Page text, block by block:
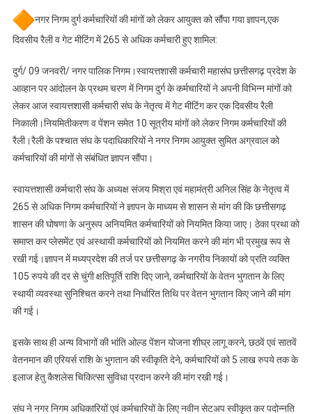
ज्ञापन
नगर निगम दुर्ग कर्मचारियों की मांगों को लेकर आयुक्त को सौंपा गया ज्ञापन,एक
दिवसीय रैली व गेट मीटिंग में 265 से अधिक कर्मचारी हुए शामिल:
दुर्ग/ 09 जनवरी/ नगर पालिक निगम।स्वायत्तशासी कर्मचारी महासंघ छत्तीसगढ़ प्रदेश के
आव्हान पर आंदोलन के प्रथम चरण में निगम दुर्ग के कर्मचारियों ने अपनी विभिन्न मांगों को
लेकर आज स्वायत्तशासी कर्मचारी संघ के नेतृत्व में गेट मीटिंग कर एक दिवसीय रैली
निकाली।नियमितीकरण व पेंशन समेत 10 सूत्रीय मांगों को लेकर निगम कर्मचारियों की
रैली।रैली के पश्चात संघ के पदाधिकारियों ने नगर निगम आयुक्त सुमित अग्रवाल को
कर्मचारियों की मांगों से संबंधित ज्ञापन सौंपा।
स्वायत्तशासी कर्मचारी संघ के अध्यक्ष संजय मिश्रा एवं महामंत्री अनिल सिंह के नेतृत्व में
265 से अधिक निगम कर्मचारियों ने ज्ञापन के माध्यम से शासन से मांग की कि छत्तीसगढ़
शासन की घोषणा के अनुरूप अनियमित कर्मचारियों को नियमित किया जाए। ठेका प्रथा को
समाप्त कर प्लेसमेंट एवं अस्थायी कर्मचारियों को नियमित करने की मांग भी प्रमुख रूप से
रखी गई।ज्ञापन में मध्यप्रदेश की तर्ज पर छत्तीसगढ़ के नगरीय निकायों को प्रति व्यक्ति
105 रुपये की दर से चुंगी क्षतिपूर्ति राशि दिए जाने, कर्मचारियों के वेतन भुगतान के लिए
स्थायी व्यवस्था सुनिश्चित करने तथा निर्धारित तिथि पर वेतन भुगतान किए जाने की मांग
की गई।
इसके साथ ही अन्य विभागों की भांति ओल्ड पेंशन योजना शीघ्र लागू करने, छठवें एवं सातवें
वेतनमान की एरियर्स राशि के भुगतान की स्वीकृति देने, कर्मचारियों को 5 लाख रुपये तक के
इलाज हेतु कैशलेस चिकित्सा सुविधा प्रदान करने की मांग रखी गई।
संघ ने नगर निगम अधिकारियों एवं कर्मचारियों के लिए नवीन सेटअप स्वीकृत कर पदोन्नति